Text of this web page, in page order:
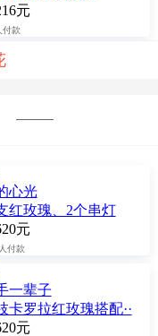
元
付款
心光
红玫瑰、2个串灯
元
付款
一辈子
卡罗拉红玫瑰搭配··
元